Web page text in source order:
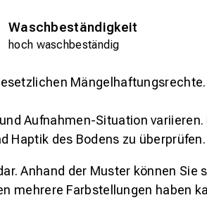
Waschbeständigkeit
hoch waschbeständig
Mängelhaftungsrechte.
Aufnahmen-Situation
Haptik des Bodens zu überprüfen.
Anhand der Muster können
mehrere Farbstellungen haben